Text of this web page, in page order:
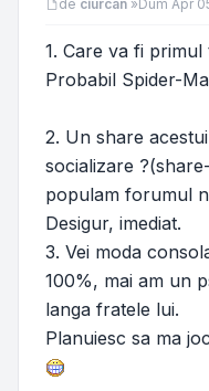
de ciurcan »Dum Apr
1. Care va fi
Probabil Spider-
2. Un share
socializare
populam forumul
Desigur, imediat.
3. Vei moda
100%, mai am un
langa fratele lui.
Planuiesc sa ma